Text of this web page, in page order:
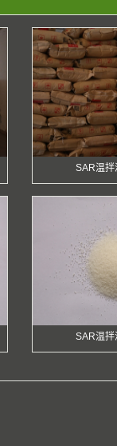
SAR温拌
SAR温拌